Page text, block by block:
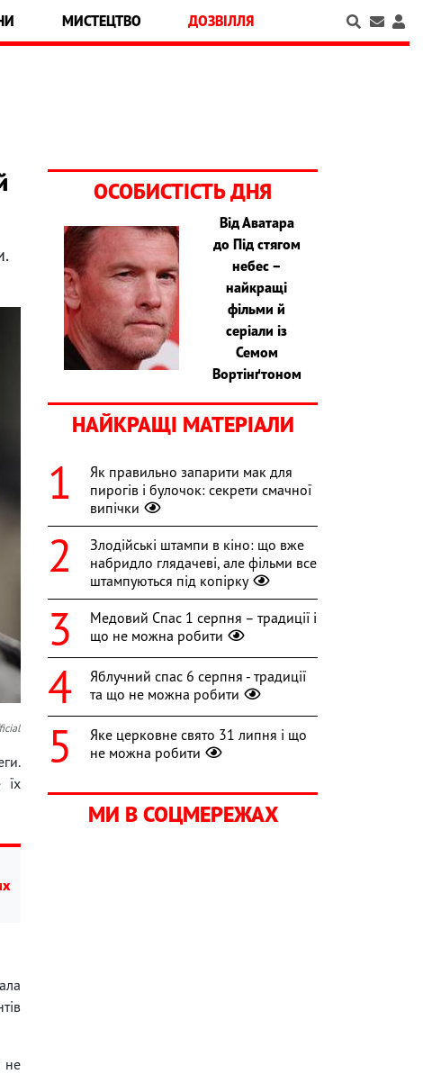
МИСТЕЦТВО ДОЗВІЛЛЯ
їх
не
ОСОБИСТІСТЬ ДНЯ
Від Аватара
до Під стягом
небес –
найкращі
фільми й
серіали із
Семом
Вортінґтоном
НАЙКРАЩІ МАТЕРІАЛИ
Як правильно запарити мак для
пирогів і булочок: секрети смачної
випічки
Злодійські штампи в кіно: що вже
набридло глядачеві, але фільми все
штампуються під копірку
Медовий Спас 1 серпня – традиції і
що не можна робити
Яблучний спас 6 серпня - традиції
та що не можна робити
Яке церковне свято 31 липня і що
не можна робити
МИ В СОЦМЕРЕЖАХ